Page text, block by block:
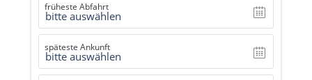
früheste Abfahrt
bitte auswählen
späteste Ankunft
bitte auswählen